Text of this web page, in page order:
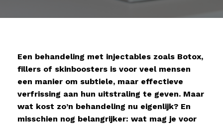
Een behandeling met injectables zoals Botox,
fillers of skinboosters is voor veel mensen
een manier om subtiele, maar effectieve
verfrissing aan hun uitstraling te geven. Maar
wat kost zo’n behandeling nu eigenlijk? En
misschien nog belangrijker: wat mag je voor